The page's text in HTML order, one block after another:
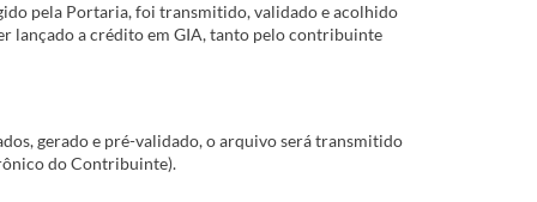
pela Portaria, foi transmitido, validado e acolhido
lançado a crédito em GIA, tanto pelo contribuinte
gerado e pré-validado, o arquivo será transmitido
do Contribuinte).